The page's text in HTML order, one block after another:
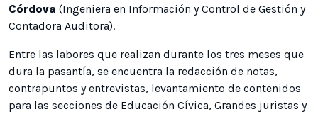
Córdova (Ingeniera en Información y Control de Gestión y
Contadora Auditora).
Entre las labores que realizan durante los tres meses que
dura la pasantía, se encuentra la redacción de notas,
contrapuntos y entrevistas, levantamiento de contenidos
para las secciones de Educación Cívica, Grandes juristas y